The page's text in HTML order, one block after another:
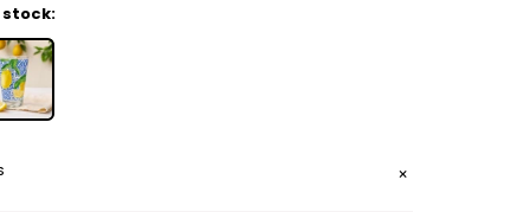
stock: